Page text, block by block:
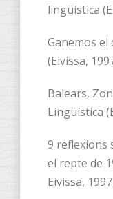
lingüística
Ganemos el
(Eivissa,
Balears,
Lingüística
9 reflexions
el repte de
Eivissa,